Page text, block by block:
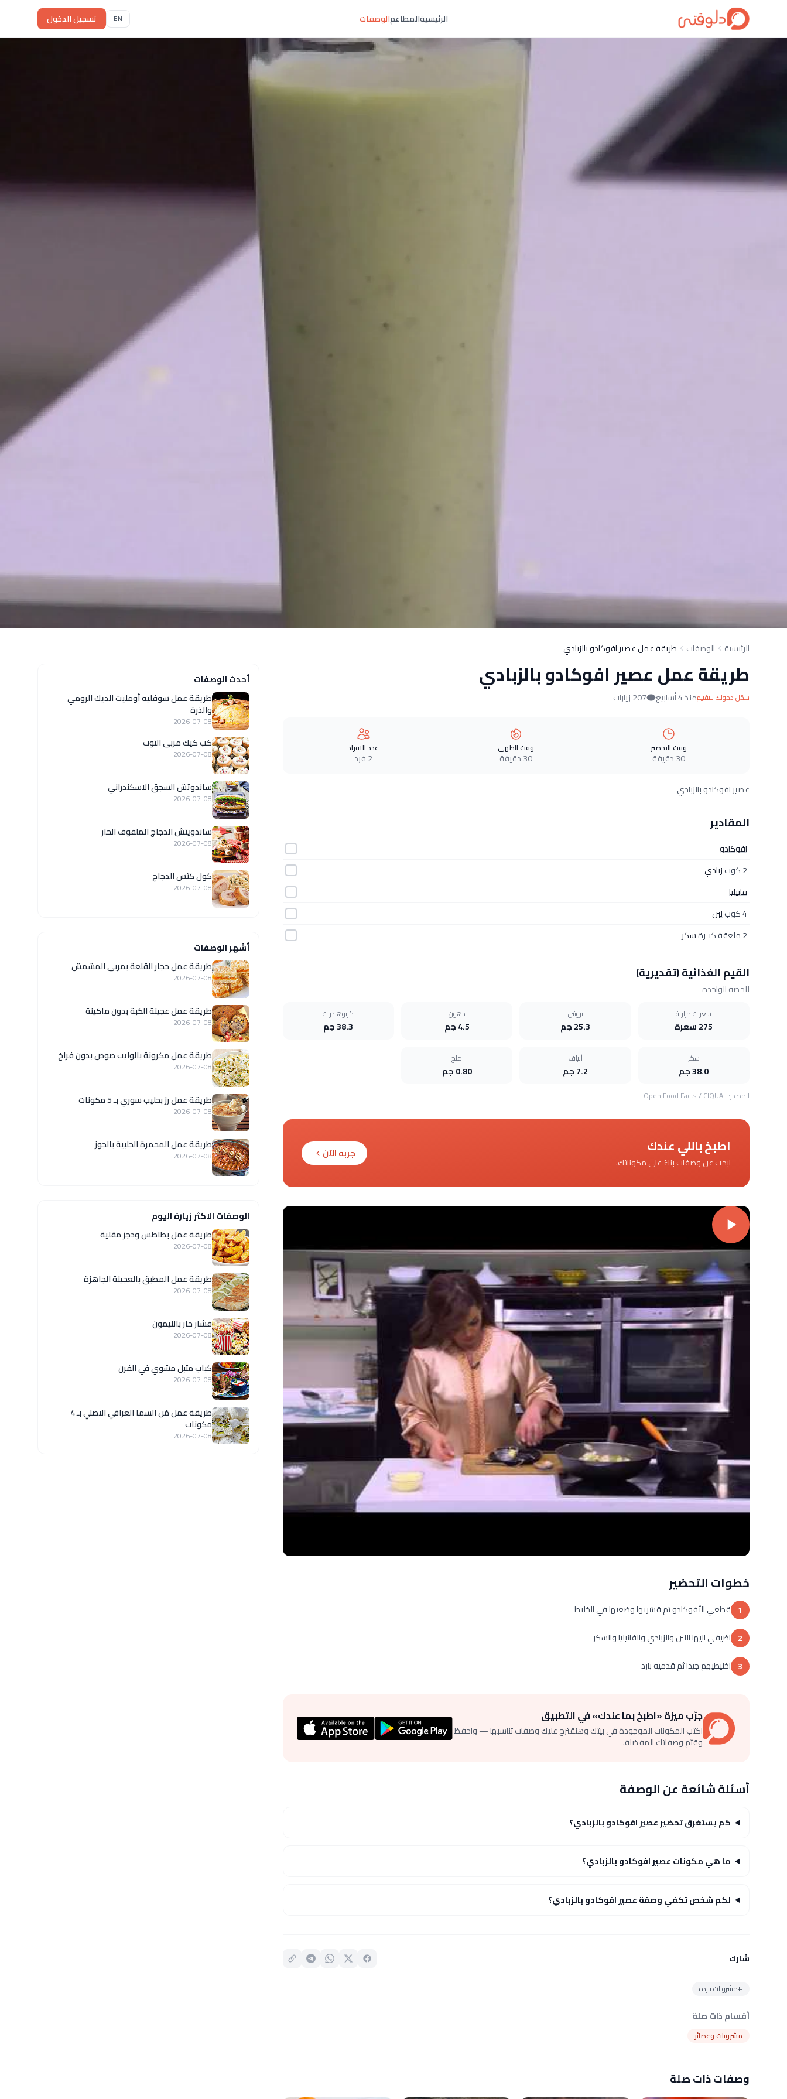
الرئيسيةالمطاعمالوصفات EN تسجيل الدخول
الرئيسية الوصفات طريقة عمل عصير افوكادو بالزبادي
طريقة عمل عصير افوكادو بالزبادي
سجّل دخولك للتقييممنذ 4 أسابيع 207 زيارات
وقت التحضير
30 دقيقة
وقت الطهي
30 دقيقة
عدد الافراد
2 فرد
عصير افوكادو بالزبادي
المقادير
افوكادو
2 كوب
زبادي
فانيليا
4 كوب
لبن
2 ملعقة كبيرة
سكر
القيم الغذائية (تقديرية)
للحصة الواحدة
سعرات حرارية
275 سعرة
بروتين
25.3 جم
دهون
4.5 جم
كربوهيدرات
38.3 جم
سكر
38.0 جم
ألياف
7.2 جم
ملح
0.80 جم
المصدر: Open Food Facts/CIQUAL
اطبخ باللي عندك
ابحث عن وصفات بناءً على مكوناتك.
جربه الآن
خطوات التحضير
1 قطعي الأفوكادو ثم قشريها وضعيها في الخلاط
2 اضيفي اليها اللبن والزبادي والفانيليا والسكر
3 اخليطيهم جيدا ثم قدميه بارد
جرّب ميزة «اطبخ بما عندك» في التطبيق
اكتب المكونات الموجودة في بيتك وهنقترح عليك وصفات تناسبها — واحفظ
وقيّم وصفاتك المفضلة.
أسئلة شائعة عن الوصفة
كم يستغرق تحضير عصير افوكادو بالزبادي؟
ما هي مكونات عصير افوكادو بالزبادي؟
لكم شخص تكفي وصفة عصير افوكادو بالزبادي؟
شارك
#مشروبات باردة
أقسام ذات صلة
مشروبات وعصائر
وصفات ذات صلة
أحدث الوصفات
طريقة عمل سوفليه أومليت الديك الرومي
والذرة
2026-07-08
كب كيك مربى التوت
2026-07-08
ساندوتش السجق الاسكندراني
2026-07-08
ساندويتش الدجاج الملفوف الحار
2026-07-08
كول كتس الدجاج
2026-07-08
أشهر الوصفات
طريقة عمل حجار القلعة بمربى المشمش
2026-07-08
طريقة عمل عجينة الكبة بدون ماكينة
2026-07-08
طريقة عمل مكرونة بالوايت صوص بدون فراخ
2026-07-08
طريقة عمل رز بحليب سوري بـ 5 مكونات
2026-07-08
طريقة عمل المحمرة الحلبية بالجوز
2026-07-08
الوصفات الاكثر زيارة اليوم
طريقة عمل بطاطس ودجز مقلية
2026-07-08
طريقة عمل المطبق بالعجينة الجاهزة
2026-07-08
فشار حار بالليمون
2026-07-08
كباب متبل مشوي في الفرن
2026-07-08
طريقة عمل مَن السما العراقي الاصلي بـ 4
مكونات
2026-07-08